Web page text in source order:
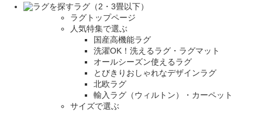
ラグ（2・3畳以下）
ラグトップページ
人気特集で選ぶ
国産高機能ラグ
洗濯OK！洗えるラグ・ラグマット
オールシーズン使えるラグ
とびきりおしゃれなデザインラグ
北欧ラグ
輸入ラグ（ウィルトン）・カーペット
サイズで選ぶ